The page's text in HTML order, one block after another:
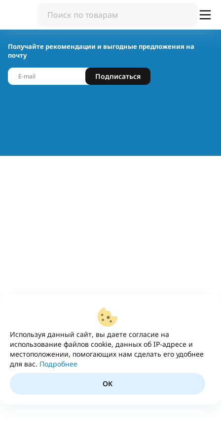
Используя данный сайт, вы даете согласие на
использование файлов cookie, данных об IP-адресе и
местоположении, помогающих нам сделать его удобнее
для вас. Подробнее
OK
Получайте рекомендации и выгодные предложения на
почту
Подписаться